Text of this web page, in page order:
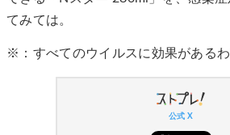
てみては。
※：すべてのウイルスに効果があるわ
公式 X